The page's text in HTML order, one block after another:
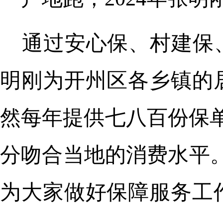
通过安心保、村建保
明刚为开州区各乡镇
然每年提供七八百份保
分吻合当地的消费水平
为大家做好保障服务工